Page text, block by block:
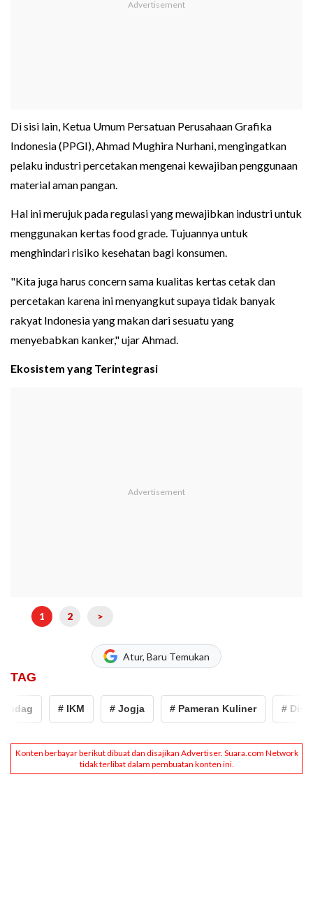
Di sisi lain, Ketua Umum Persatuan Perusahaan Grafika
Indonesia (PPGI), Ahmad Mughira Nurhani, mengingatkan
pelaku industri percetakan mengenai kewajiban penggunaan
material aman pangan.
Hal ini merujuk pada regulasi yang mewajibkan industri untuk
menggunakan kertas food grade. Tujuannya untuk
menghindari risiko kesehatan bagi konsumen.
"Kita juga harus concern sama kualitas kertas cetak dan
percetakan karena ini menyangkut supaya tidak banyak
rakyat Indonesia yang makan dari sesuatu yang
menyebabkan kanker," ujar Ahmad.
Ekosistem yang Terintegrasi
1 2 >
Atur, Baru Temukan
TAG
# IKM # Jogja # Pameran Kuliner #